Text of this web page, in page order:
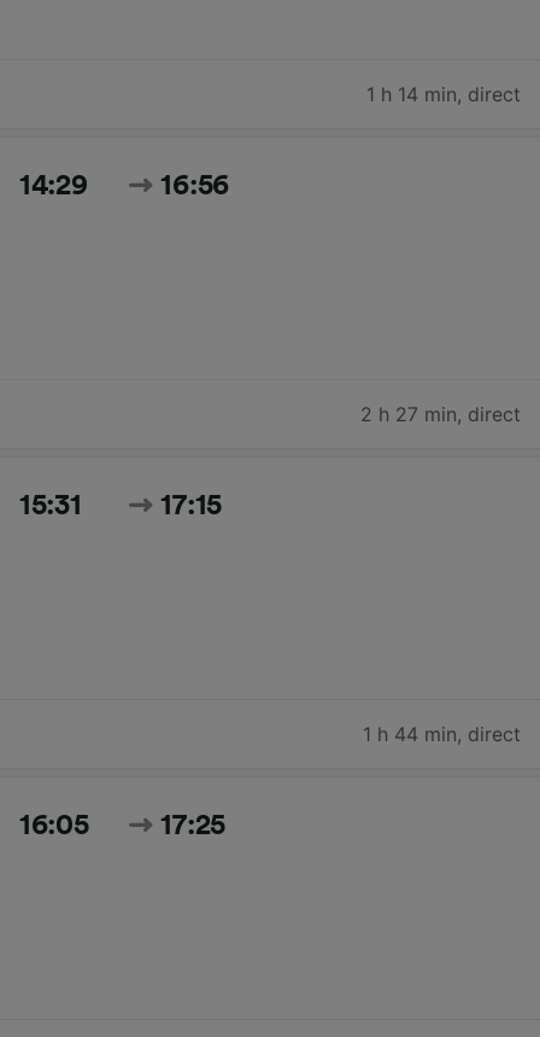
1 h 14 min, direct
14:29 16:56
2 h 27 min, direct
15:31 17:15
1 h 44 min, direct
16:05 17:25